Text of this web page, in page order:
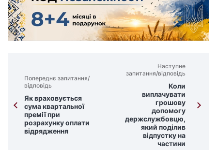
Попереднє запитання/
відповідь
Як враховується
сума квартальної
премії при
розрахунку оплати
відрядження
Наступне
запитання/відповідь
Коли
виплачувати
грошову
допомогу
держслужбовцю,
який поділив
відпустку на
частини